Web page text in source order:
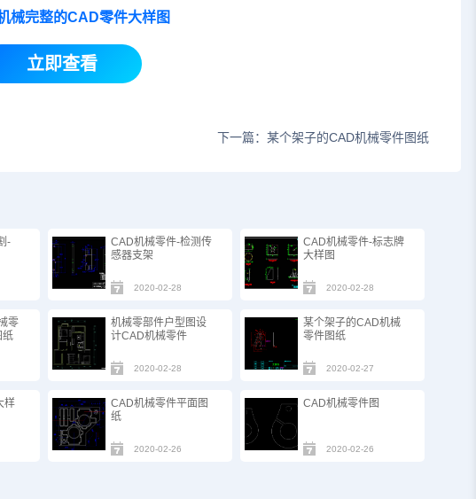
械完整的CAD零件大样图
立即查看
下一篇：某个架子的CAD机械零件图纸
-
CAD机械零件-检测传
感器支架
2020-02-28
CAD机械零件-标志牌
大样图
2020-02-28
零
纸
机械零部件户型图设
计CAD机械零件
2020-02-28
某个架子的CAD机械
零件图纸
2020-02-27
样
CAD机械零件平面图
纸
2020-02-26
CAD机械零件图
2020-02-26